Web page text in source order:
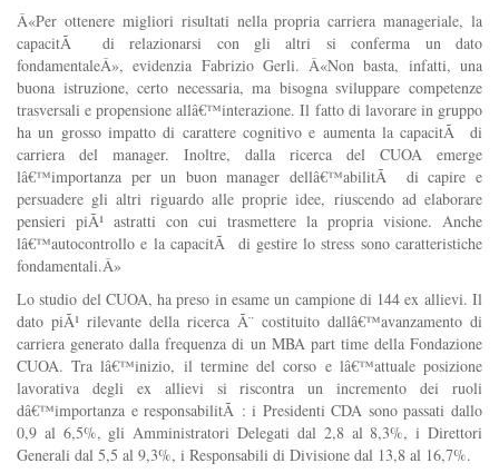
Â«Per ottenere migliori risultati nella propria carriera manageriale, la
capacitÃ di relazionarsi con gli altri si conferma un dato
fondamentaleÂ», evidenzia Fabrizio Gerli. Â«Non basta, infatti, una
buona istruzione, certo necessaria, ma bisogna sviluppare competenze
trasversali e propensione allâ€™interazione. Il fatto di lavorare in gruppo
ha un grosso impatto di carattere cognitivo e aumenta la capacitÃ di
carriera del manager. Inoltre, dalla ricerca del CUOA emerge
lâ€™importanza per un buon manager dellâ€™abilitÃ di capire e
persuadere gli altri riguardo alle proprie idee, riuscendo ad elaborare
pensieri piÃ¹ astratti con cui trasmettere la propria visione. Anche
lâ€™autocontrollo e la capacitÃ di gestire lo stress sono caratteristiche
fondamentali.Â»
Lo studio del CUOA, ha preso in esame un campione di 144 ex allievi. Il
dato piÃ¹ rilevante della ricerca Ã¨ costituito dallâ€™avanzamento di
carriera generato dalla frequenza di un MBA part time della Fondazione
CUOA. Tra lâ€™inizio, il termine del corso e lâ€™attuale posizione
lavorativa degli ex allievi si riscontra un incremento dei ruoli
dâ€™importanza e responsabilitÃ : i Presidenti CDA sono passati dallo
0,9 al 6,5%, gli Amministratori Delegati dal 2,8 al 8,3%, i Direttori
Generali dal 5,5 al 9,3%, i Responsabili di Divisione dal 13,8 al 16,7%.